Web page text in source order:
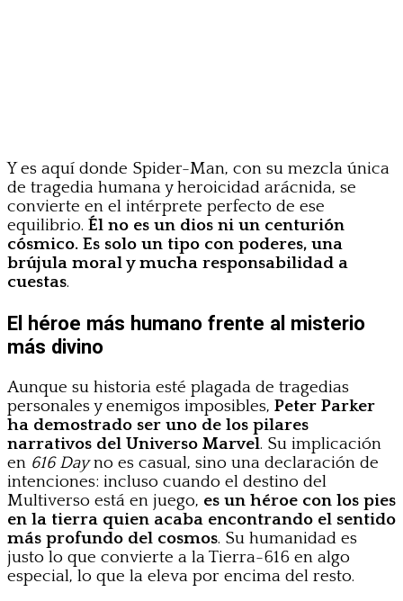
Y es aquí donde Spider-Man, con su mezcla única
de tragedia humana y heroicidad arácnida, se
convierte en el intérprete perfecto de ese
equilibrio. Él no es un dios ni un centurión
cósmico. Es solo un tipo con poderes, una
brújula moral y mucha responsabilidad a
cuestas.
El héroe más humano frente al misterio
más divino
Aunque su historia esté plagada de tragedias
personales y enemigos imposibles, Peter Parker
ha demostrado ser uno de los pilares
narrativos del Universo Marvel. Su implicación
en 616 Dayno es casual, sino una declaración de
intenciones: incluso cuando el destino del
Multiverso está en juego, es un héroe con los pies
en la tierra quien acaba encontrando el sentido
más profundo del cosmos. Su humanidad es
justo lo que convierte a la Tierra-616 en algo
especial, lo que la eleva por encima del resto.